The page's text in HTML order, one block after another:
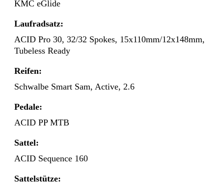
KMC eGlide
Laufradsatz:
ACID Pro 30, 32/32 Spokes, 15x110mm/12x148mm,
Tubeless Ready
Reifen:
Schwalbe Smart Sam, Active, 2.6
Pedale:
ACID PP MTB
Sattel:
ACID Sequence 160
Sattelstütze: